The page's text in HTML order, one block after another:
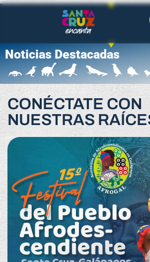
Noticias Destacadas
CONÉCTATE CON
NUESTRAS